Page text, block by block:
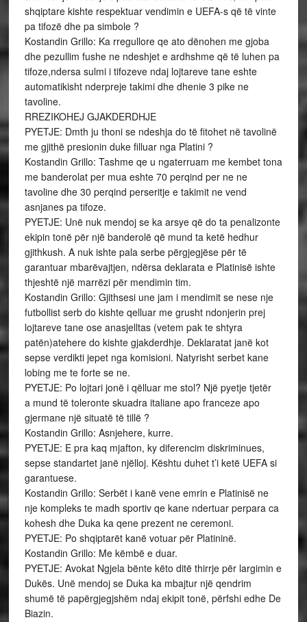
shqiptare kishte respektuar vendimin e UEFA-s që të vinte
pa tifozë dhe pa simbole ?
Kostandin Grillo: Ka rregullore qe ato dënohen me gjoba
dhe pezullim fushe ne ndeshjet e ardhshme që të luhen pa
tifoze,ndersa sulmi i tifozeve ndaj lojtareve tane eshte
automatikisht nderpreje takimi dhe dhenie 3 pike ne
tavoline.
RREZIKOHEJ GJAKDERDHJE
PYETJE: Dmth ju thoni se ndeshja do të fitohet në tavolinë
me gjithë presionin duke filluar nga Platini ?
Kostandin Grillo: Tashme qe u ngaterruam me kembet tona
me banderolat per mua eshte 70 perqind per ne ne
tavoline dhe 30 perqind perseritje e takimit ne vend
asnjanes pa tifoze.
PYETJE: Unë nuk mendoj se ka arsye që do ta penalizonte
ekipin tonë për një banderolë që mund ta ketë hedhur
gjithkush. A nuk ishte pala serbe përgjegjëse për të
garantuar mbarëvajtjen, ndërsa deklarata e Platinisë ishte
thjeshtë një marrëzi për mendimin tim.
Kostandin Grillo: Gjithsesi une jam i mendimit se nese nje
futbollist serb do kishte qelluar me grusht ndonjerin prej
lojtareve tane ose anasjelltas (vetem pak te shtyra
patën)atehere do kishte gjakderdhje. Deklaratat janë kot
sepse verdikti jepet nga komisioni. Natyrisht serbet kane
lobing me te forte se ne.
PYETJE: Po lojtari jonë i qëlluar me stol? Një pyetje tjetër
a mund të toleronte skuadra italiane apo franceze apo
gjermane një situatë të tillë ?
Kostandin Grillo: Asnjehere, kurre.
PYETJE: E pra kaq mjafton, ky diferencim diskriminues,
sepse standartet janë njëlloj. Kështu duhet t’i ketë UEFA si
garantuese.
Kostandin Grillo: Serbët i kanë vene emrin e Platinisë ne
nje kompleks te madh sportiv qe kane ndertuar perpara ca
kohesh dhe Duka ka qene prezent ne ceremoni.
PYETJE: Po shqiptarët kanë votuar për Platininë.
Kostandin Grillo: Me këmbë e duar.
PYETJE: Avokat Ngjela bënte këto ditë thirrje për largimin e
Dukës. Unë mendoj se Duka ka mbajtur një qendrim
shumë të papërgjegjshëm ndaj ekipit tonë, përfshi edhe De
Biazin.